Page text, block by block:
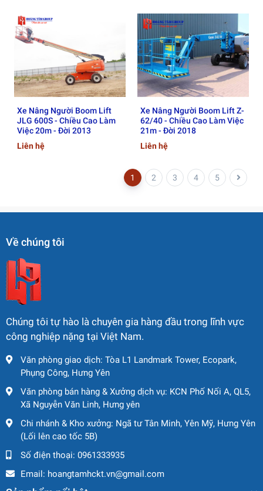
Xe Nâng Người Boom Lift
JLG 600S - Chiều Cao Làm
Việc 20m - Đời 2013
Liên hệ
Xe Nâng Người Boom Lift Z-
62/40 - Chiều Cao Làm Việc
21m - Đời 2018
Liên hệ
1 2 3 4 5
Về chúng tôi
Chúng tôi tự hào là chuyên gia hàng đầu trong lĩnh vực
công nghiệp nặng tại Việt Nam.
Văn phòng giao dịch: Tòa L1 Landmark Tower, Ecopark,
Phụng Công, Hưng Yên
Văn phòng bán hàng & Xưởng dịch vụ: KCN Phố Nối A, QL5,
Xã Nguyễn Văn Linh, Hưng yên
Chi nhánh & Kho xưởng: Ngã tư Tân Minh, Yên Mỹ, Hưng Yên
(Lối lên cao tốc 5B)
Số điện thoại: 0961333935
Email: hoangtamhckt.vn@gmail.com